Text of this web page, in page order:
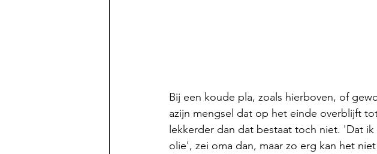
Bij een koude pla, zoals hierboven, of
azijn mengsel dat op het einde overblijft
lekkerder dan dat bestaat toch niet. 'Dat
olie', zei oma dan, maar zo erg kan het